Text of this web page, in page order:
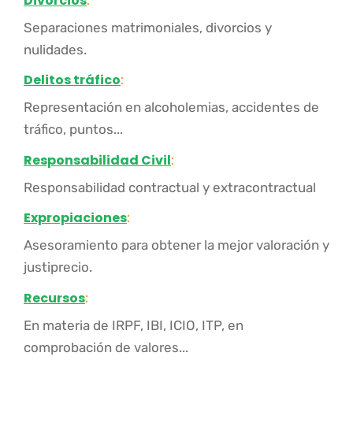
Separaciones matrimoniales, divorcios y
nulidades.
Delitos tráfico:
Representación en alcoholemias, accidentes de
tráfico, puntos...
Responsabilidad Civil:
Responsabilidad contractual y extracontractual
Expropiaciones:
Asesoramiento para obtener la mejor valoración y
justiprecio.
Recursos:
En materia de IRPF, IBI, ICIO, ITP, en
comprobación de valores...